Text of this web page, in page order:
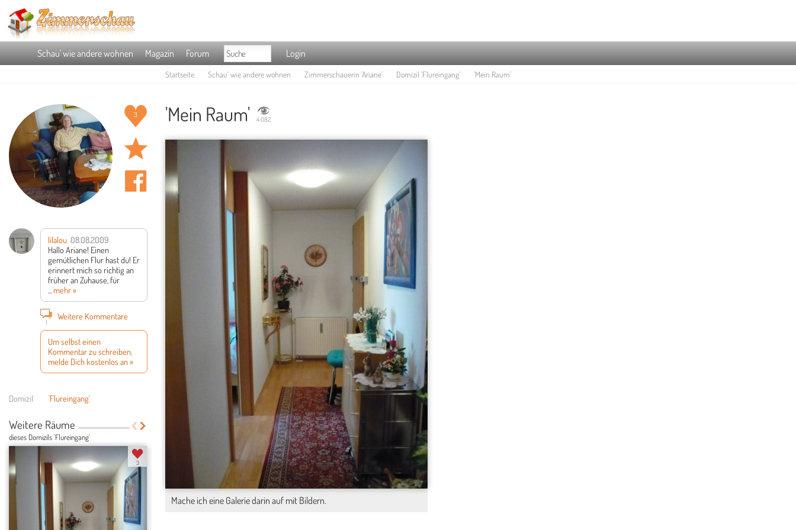
Schau' wie andere wohnen Magazin Forum Login
Startseite Schau' wie andere wohnen Zimmerschauerin 'Ariane' Domizil 'Flureingang' 'Mein Raum'
3
lilalou 08.08.2009
Hallo Ariane! Einen
gemütlichen Flur hast du! Er
erinnert mich so richtig an
früher an Zuhause, für
...mehr »
1
Weitere Kommentare
Um selbst einen
Kommentar zu schreiben,
melde Dich kostenlos an »
Domizil 'Flureingang'
Weitere Räume
dieses Domizils 'Flureingang'
3 3
'Mein Raum' 4.082
Mache ich eine Galerie darin auf mit Bildern.